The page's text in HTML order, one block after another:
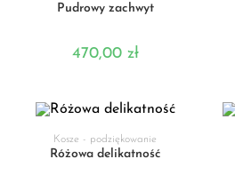
Pudrowy zachwyt
470,00 zł
DODAJ DO KOSZYKA
Kosze - podziękowanie
Różowa delikatność